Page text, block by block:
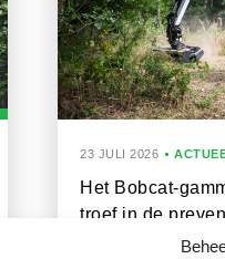
23 JULI 2026
Het Bobcat-
troef in de